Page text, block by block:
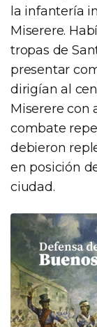
la infantería
Miserere.
tropas de
presentar
dirigían al
Miserere con
combate
debieron
en posición
ciudad.